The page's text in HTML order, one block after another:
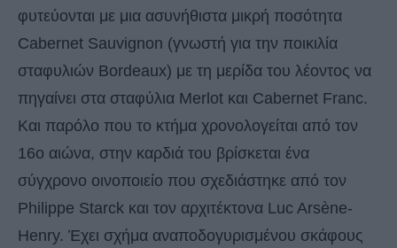
φυτεύονται με μια ασυνήθιστα μικρή ποσότητα
Cabernet Sauvignon (γνωστή για την ποικιλία
σταφυλιών Bordeaux) με τη μερίδα του λέοντος να
πηγαίνει στα σταφύλια Merlot και Cabernet Franc.
Και παρόλο που το κτήμα χρονολογείται από τον
16ο αιώνα, στην καρδιά του βρίσκεται ένα
σύγχρονο οινοποιείο που σχεδιάστηκε από τον
Philippe Starck και τον αρχιτέκτονα Luc Arsène-
Henry. Έχει σχήμα αναποδογυρισμένου σκάφους